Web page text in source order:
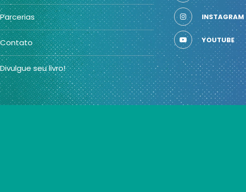
Parcerias
Contato
Divulgue seu livro!
INSTAGRAM
YOUTUBE